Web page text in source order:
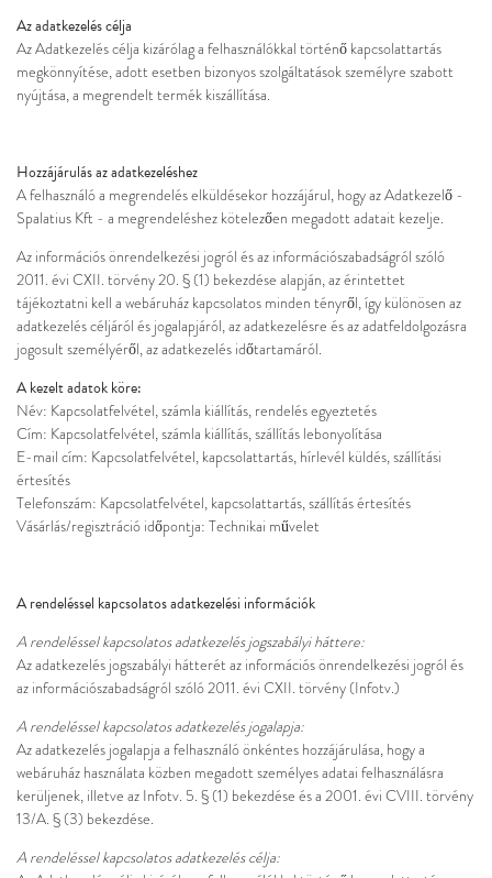
Az adatkezelés célja
Az Adatkezelés célja kizárólag a felhasználókkal történő kapcsolattartás
megkönnyítése, adott esetben bizonyos szolgáltatások személyre szabott
nyújtása, a megrendelt termék kiszállítása.
Hozzájárulás az adatkezeléshez
A felhasználó a megrendelés elküldésekor hozzájárul, hogy az Adatkezelő -
Spalatius Kft - a megrendeléshez kötelezően megadott adatait kezelje.
Az információs önrendelkezési jogról és az információszabadságról szóló
2011. évi CXII. törvény 20. § (1) bekezdése alapján, az érintettet
tájékoztatni kell a webáruház kapcsolatos minden tényről, így különösen az
adatkezelés céljáról és jogalapjáról, az adatkezelésre és az adatfeldolgozásra
jogosult személyéről, az adatkezelés időtartamáról.
A kezelt adatok köre:
Név: Kapcsolatfelvétel, számla kiállítás, rendelés egyeztetés
Cím: Kapcsolatfelvétel, számla kiállítás, szállítás lebonyolítása
E-mail cím: Kapcsolatfelvétel, kapcsolattartás, hírlevél küldés, szállítási
értesítés
Telefonszám: Kapcsolatfelvétel, kapcsolattartás, szállítás értesítés
Vásárlás/regisztráció időpontja: Technikai művelet
A rendeléssel kapcsolatos adatkezelési információk
A rendeléssel kapcsolatos adatkezelés jogszabályi háttere:
Az adatkezelés jogszabályi hátterét az információs önrendelkezési jogról és
az információszabadságról szóló 2011. évi CXII. törvény (Infotv.)
A rendeléssel kapcsolatos adatkezelés jogalapja:
Az adatkezelés jogalapja a felhasználó önkéntes hozzájárulása, hogy a
webáruház használata közben megadott személyes adatai felhasználásra
kerüljenek, illetve az Infotv. 5. § (1) bekezdése és a 2001. évi CVIII. törvény
13/A. § (3) bekezdése.
A rendeléssel kapcsolatos adatkezelés célja: